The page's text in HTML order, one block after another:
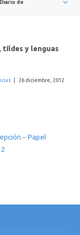
de
tildes y lenguas
26 diciembre, 2012
– Papel